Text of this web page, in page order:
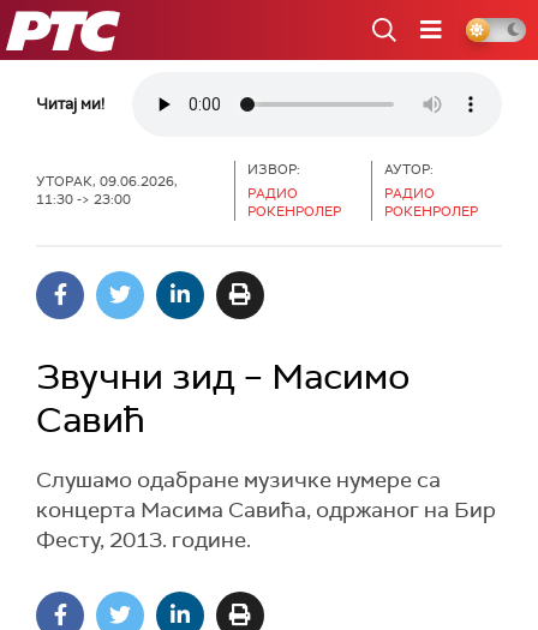
РТС
Читај ми!
УТОРАК, 09.06.2026,
11:30 -> 23:00
ИЗВОР:
РАДИО
РОКЕНРОЛЕР
АУТОР:
РАДИО
РОКЕНРОЛЕР
Звучни зид – Масимо
Савић
Слушамо одабране музичке нумере са
концерта Масима Савића, одржаног на Бир
Фесту, 2013. године.